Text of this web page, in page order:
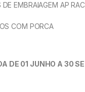
EMBRAIAGEM AP
COM PORCA
DE 01 JUNHO A 30